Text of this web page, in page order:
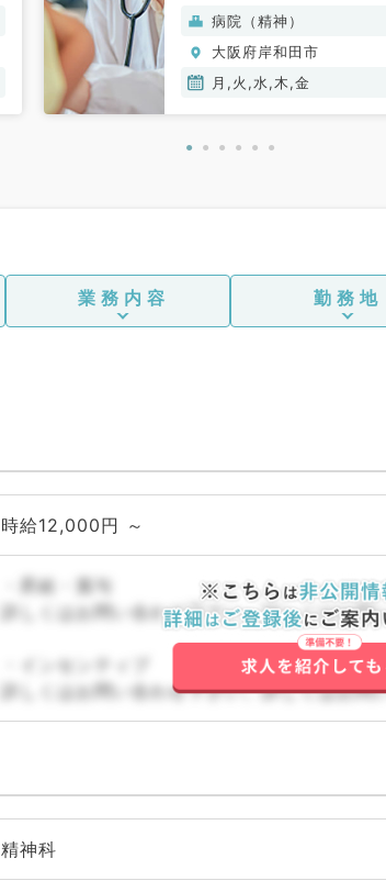
病院（精神）
大阪府岸和田市
月,火,水,木,金
業務内容 勤務地
時給12,000円 ～
・昇給・賞与
詳しくはお問い合わせ下さい。詳しくはお問
・インセンティブ
詳しくはお問い合わせ下さい。詳しくはお問
精神科